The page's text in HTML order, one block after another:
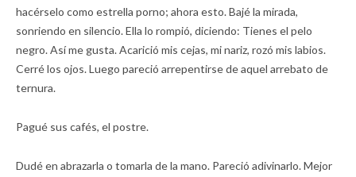
hacérselo como estrella porno; ahora esto. Bajé la mirada,
sonriendo en silencio. Ella lo rompió, diciendo: Tienes el pelo
negro. Así me gusta. Acarició mis cejas, mi nariz, rozó mis labios.
Cerré los ojos. Luego pareció arrepentirse de aquel arrebato de
ternura.
Pagué sus cafés, el postre.
Dudé en abrazarla o tomarla de la mano. Pareció adivinarlo. Mejor